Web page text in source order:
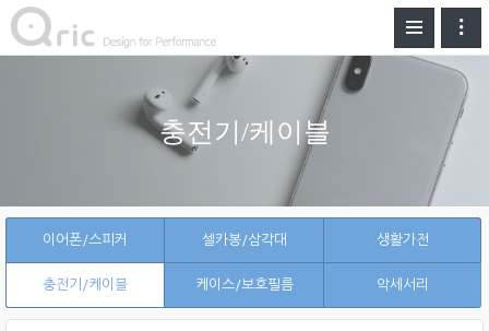
충전기/케이블
이어폰/스피커 셀카봉/삼각대 생활가전
충전기/케이블 케이스/보호필름 악세서리